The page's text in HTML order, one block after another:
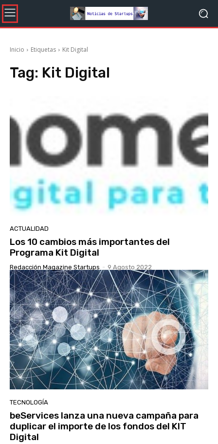
Inicio Etiquetas Kit Digital
Tag: Kit Digital
ACTUALIDAD
Los 10 cambios más importantes del
Programa Kit Digital
Redacción Magazine Startups - 9 Agosto 2022
TECNOLOGÍA
beServices lanza una nueva campaña para
duplicar el importe de los fondos del KIT
Digital